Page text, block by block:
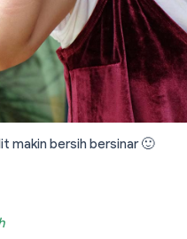
makin bersih bersinar 🙂